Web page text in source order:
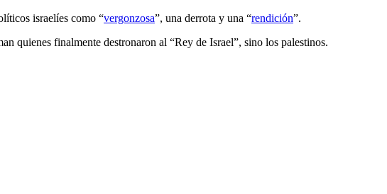
israelíes como “vergonzosa”, una derrota y una “rendición”.
quienes finalmente destronaron al “Rey de Israel”, sino los palestinos.